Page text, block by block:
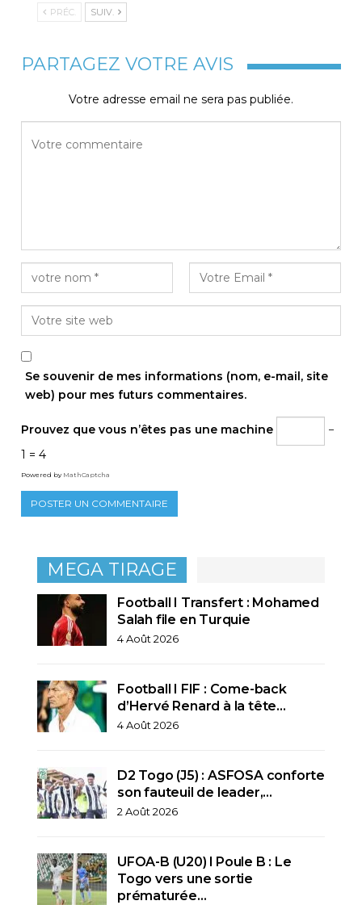
PRÉC. SUIV.
PARTAGEZ VOTRE AVIS
Votre adresse email ne sera pas publiée.
Se souvenir de mes informations (nom, e-mail, site
web) pour mes futurs commentaires.
Prouvez que vous n’êtes pas une machine
−
1 = 4
Powered by MathCaptcha
MEGA TIRAGE
Football I Transfert : Mohamed
Salah file en Turquie
4 Août 2026
Football I FIF : Come-back
d’Hervé Renard à la tête…
4 Août 2026
D2 Togo (J5) : ASFOSA conforte
son fauteuil de leader,…
2 Août 2026
UFOA-B (U20) l Poule B : Le
Togo vers une sortie
prématurée…